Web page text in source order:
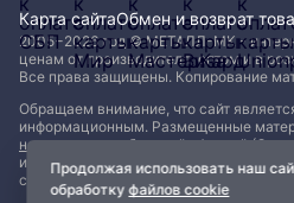
Продолжая использовать наш
обработкуфайлов cookie
2005−2026 год © МЕТАЛЛ-МК -
ценам от производителя, оптом и в
Все права защищены. Копирование
Обращаем внимание, что сайт
информационным. Размещенные
не являются публичной офертой
изменены без уведомления. Для
стоимости материалов обращайтесь в
Карта сайтаОбмен и возврат